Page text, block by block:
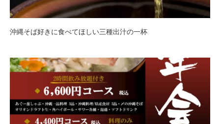
沖縄そば好きに食べてほしい三種出汁の一杯